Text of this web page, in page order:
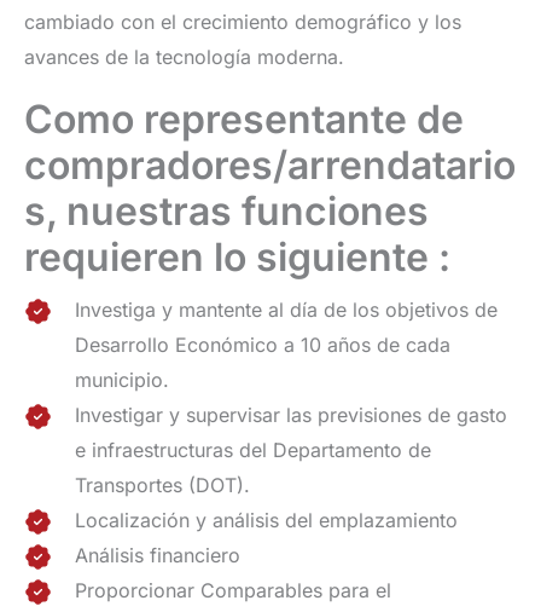
cambiado con el crecimiento demográfico y los
avances de la tecnología moderna.
Como representante de
compradores/arrendatario
s, nuestras funciones
requieren lo siguiente :
Investiga y mantente al día de los objetivos de
Desarrollo Económico a 10 años de cada
municipio.
Investigar y supervisar las previsiones de gasto
e infraestructuras del Departamento de
Transportes (DOT).
Localización y análisis del emplazamiento
Análisis financiero
Proporcionar Comparables para el